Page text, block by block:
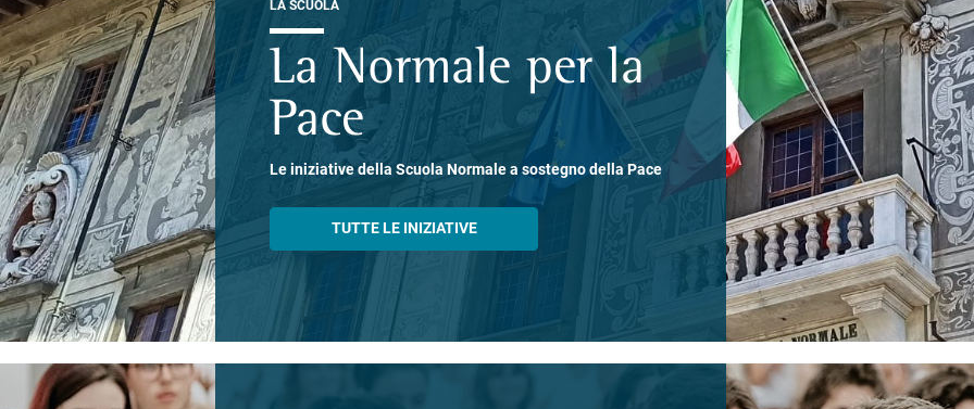
LA SCUOLA
La Normale per la
Pace
Le iniziative della Scuola Normale a sostegno della Pace
TUTTE LE INIZIATIVE